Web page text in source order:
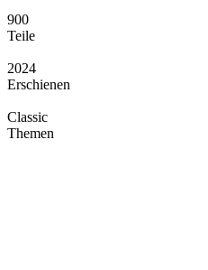
900
Teile
2024
Erschienen
Classic
Themen